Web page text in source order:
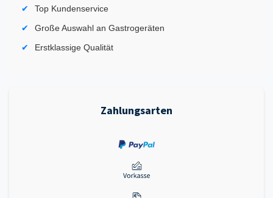
Top Kundenservice
Große Auswahl an Gastrogeräten
Erstklassige Qualität
Zahlungsarten